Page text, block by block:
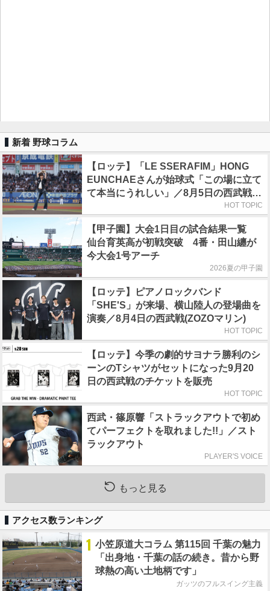
新着 野球コラム
【ロッテ】「LE SSERAFIM」HONG
EUNCHAEさんが始球式「この場に立て
て本当にうれしい」／8月5日の西武戦
HOT TOPIC
【甲子園】大会1日目の試合結果一覧
仙台育英高が初戦突破 4番・田山纏が
今大会1号アーチ
2026夏の甲子園
【ロッテ】ピアノロックバンド
「SHE'S」が来場、横山陸人の登場曲を
演奏／8月4日の西武戦(ZOZOマリン)
HOT TOPIC
【ロッテ】今季の劇的サヨナラ勝利のシ
ーンのTシャツがセットになった9月20
日の西武戦のチケットを販売
HOT TOPIC
西武・篠原響「ストラックアウトで初め
てパーフェクトを取れました!!」／スト
ラックアウト
PLAYER'S VOICE
もっと見る
アクセス数ランキング
1 小笠原道大コラム 第115回 千葉の魅力
「出身地・千葉の話の続き。昔から野
球熱の高い土地柄です」
ガッツのフルスイング主義